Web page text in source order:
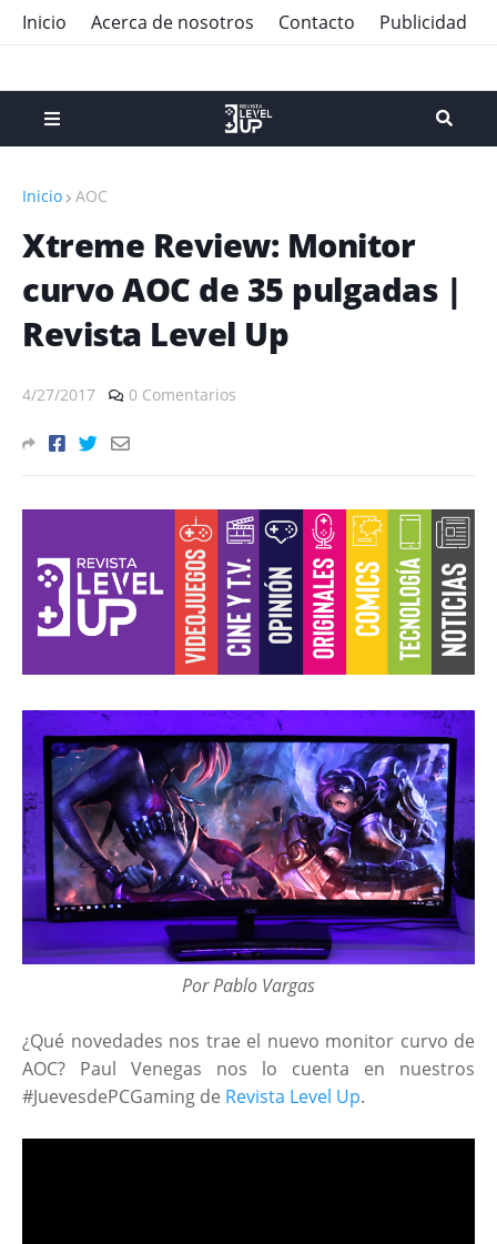
Inicio Acerca de nosotros Contacto Publicidad
Inicio AOC
Xtreme Review: Monitor
curvo AOC de 35 pulgadas |
Revista Level Up
4/27/2017 0 Comentarios
Por Pablo Vargas
¿Qué novedades nos trae el nuevo monitor curvo de
AOC? Paul Venegas nos lo cuenta en nuestros
#JuevesdePCGaming de Revista Level Up.